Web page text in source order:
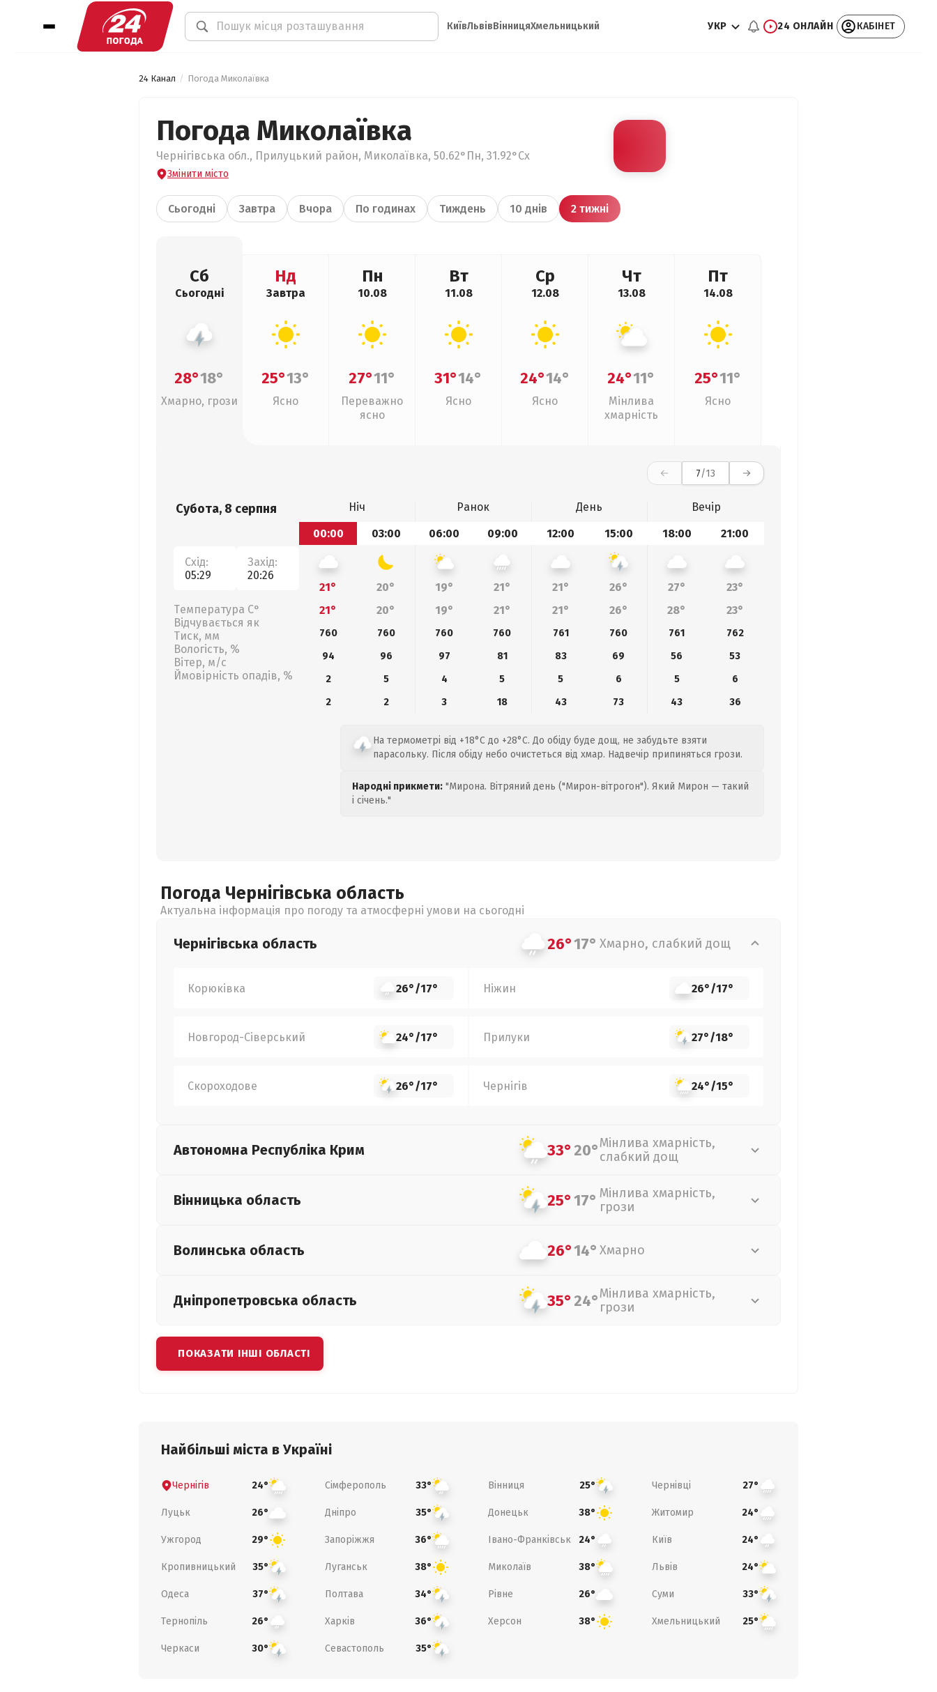
КиївЛьвівВінницяХмельницький УКР 24 ОНЛАЙН КАБІНЕТ
24 Канал Погода Миколаївка
Погода Миколаївка
Чернігівська обл., Прилуцький район, Миколаївка, 50.62°Пн, 31.92°Сх
Змінити місто
Сьогодні Завтра Вчора По годинах Тиждень 10 днів 2 тижні
Сб
Сьогодні
28°18°
Хмарно, грози
Нд
Завтра
25°13°
Ясно
Пн
10.08
27°11°
Переважно
ясно
Вт
11.08
31°14°
Ясно
Ср
12.08
24°14°
Ясно
Чт
13.08
24°11°
Мінлива
хмарність
Пт
14.08
25°11°
Ясно
7/13
Субота, 8 серпня
Схід:
05:29
Захід:
20:26
Температура С°
Відчувається як
Тиск, мм
Вологість, %
Вітер, м/с
Ймовірність опадів, %
Ніч Ранок День
Вечір
00:00
03:00 06:00 09:00 12:00 15:00 18:00 21:00
21° 20° 19° 21° 21° 26° 27°
23°
21°
20° 19° 21° 21° 26° 28° 23°
760 760 760 760 761 760 761
762
94
96 97 81 83 69 56
53
2
5 4 5 5 6 5
6
2
2 3 18 43 73 43 36
На термометрі від +18°C до +28°C. До обіду буде дощ, не забудьте взяти
парасольку. Після обіду небо очистеться від хмар. Надвечір припиняться грози.
Народні прикмети: "Мирона. Вітряний день ("Мирон-вітрогон"). Який Мирон — такий
і січень."
Погода Чернігівська область
Актуальна інформація про погоду та атмосферні умови на сьогодні
Чернігівська область 26°17° Хмарно, слабкий дощ
Корюківка 26°/17° Ніжин 26°/17°
Новгород-Сіверський 24°/17° Прилуки 27°/18°
Скороходове 26°/17° Чернігів 24°/15°
Автономна Республіка Крим 33°20°Мінлива хмарність,
слабкий дощ
Вінницька область 25°17° Мінлива хмарність,
грози
Волинська область 26°14° Хмарно
Дніпропетровська область 35°24°Мінлива хмарність,
грози
ПОКАЗАТИ ІНШІ ОБЛАСТІ
Найбільші міста в Україні
Чернігів 24° Сімферополь 33° Вінниця 25° Чернівці 27°
Луцьк 26° Дніпро 35° Донецьк 38° Житомир 24°
Ужгород 29° Запоріжжя 36° Івано-Франківськ 24° Київ 24°
Кропивницький 35° Луганськ 38° Миколаїв 38° Львів 24°
Одеса 37° Полтава 34° Рівне 26° Суми 33°
Тернопіль 26° Харків 36° Херсон 38° Хмельницький 25°
Черкаси 30° Севастополь 35°